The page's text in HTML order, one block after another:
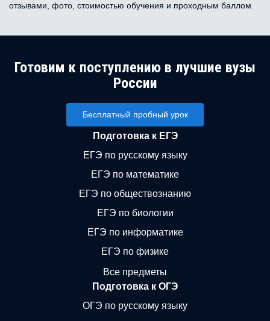
отзывами, фото, стоимостью обучения и проходным баллом.
Готовим к поступлению в лучшие вузы
России
Бесплатный пробный урок
Подготовка к ЕГЭ
ЕГЭ по русскому языку
ЕГЭ по математике
ЕГЭ по обществознанию
ЕГЭ по биологии
ЕГЭ по информатике
ЕГЭ по физике
Все предметы
Подготовка к ОГЭ
ОГЭ по русскому языку